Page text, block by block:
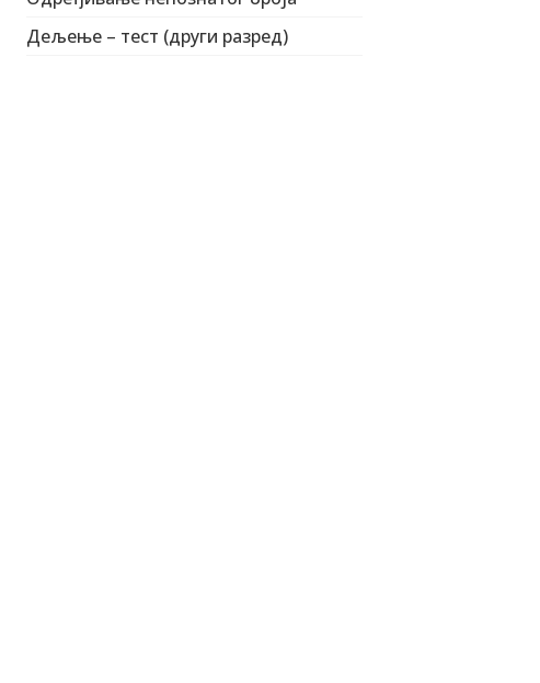
Дељење – тест (други разред)